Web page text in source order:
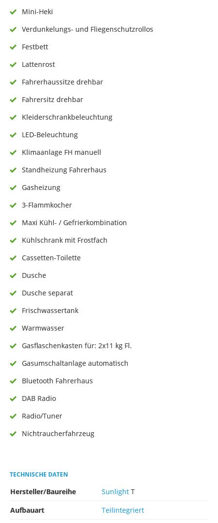
Mini-Heki
Verdunkelungs- und Fliegenschutzrollos
Festbett
Lattenrost
Fahrerhaussitze drehbar
Fahrersitz drehbar
Kleiderschrankbeleuchtung
LED-Beleuchtung
Klimaanlage FH manuell
Standheizung Fahrerhaus
Gasheizung
3-Flammkocher
Maxi Kühl- / Gefrierkombination
Kühlschrank mit Frostfach
Cassetten-Toilette
Dusche
Dusche separat
Frischwassertank
Warmwasser
Gasflaschenkasten für: 2x11 kg Fl.
Gasumschaltanlage automatisch
Bluetooth Fahrerhaus
DAB Radio
Radio/Tuner
Nichtraucherfahrzeug
TECHNISCHE DATEN
Hersteller/Baureihe Sunlight T
Aufbauart
Teilintegriert